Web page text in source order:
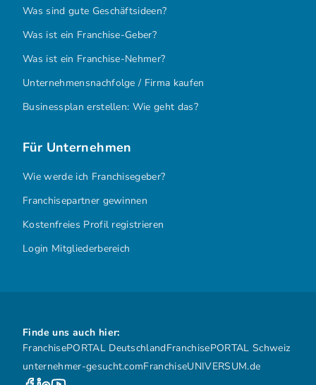
Was sind gute Geschäftsideen?
Was ist ein Franchise-Geber?
Was ist ein Franchise-Nehmer?
Unternehmensnachfolge / Firma kaufen
Businessplan erstellen: Wie geht das?
Für Unternehmen
Wie werde ich Franchisegeber?
Franchisepartner gewinnen
Kostenfreies Profil registrieren
Login Mitgliederbereich
Finde uns auch hier:
FranchisePORTAL DeutschlandFranchisePORTAL Schweiz
unternehmer-gesucht.comFranchiseUNIVERSUM.de